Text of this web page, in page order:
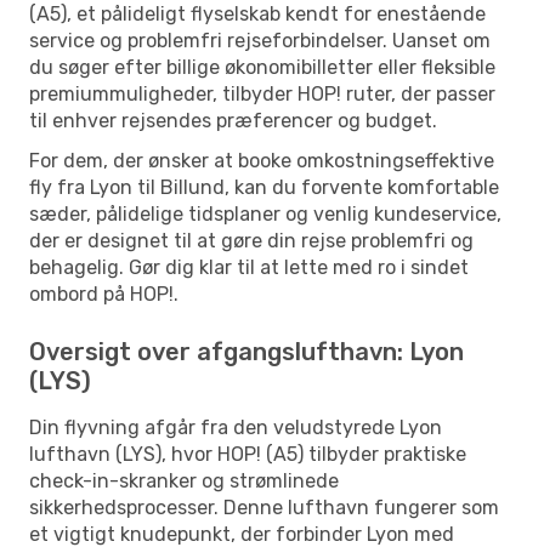
(A5), et pålideligt flyselskab kendt for enestående
service og problemfri rejseforbindelser. Uanset om
du søger efter billige økonomibilletter eller fleksible
premiummuligheder, tilbyder HOP! ruter, der passer
til enhver rejsendes præferencer og budget.
For dem, der ønsker at booke omkostningseffektive
fly fra Lyon til Billund, kan du forvente komfortable
sæder, pålidelige tidsplaner og venlig kundeservice,
der er designet til at gøre din rejse problemfri og
behagelig. Gør dig klar til at lette med ro i sindet
ombord på HOP!.
Oversigt over afgangslufthavn: Lyon
(LYS)
Din flyvning afgår fra den veludstyrede Lyon
lufthavn (LYS), hvor HOP! (A5) tilbyder praktiske
check-in-skranker og strømlinede
sikkerhedsprocesser. Denne lufthavn fungerer som
et vigtigt knudepunkt, der forbinder Lyon med